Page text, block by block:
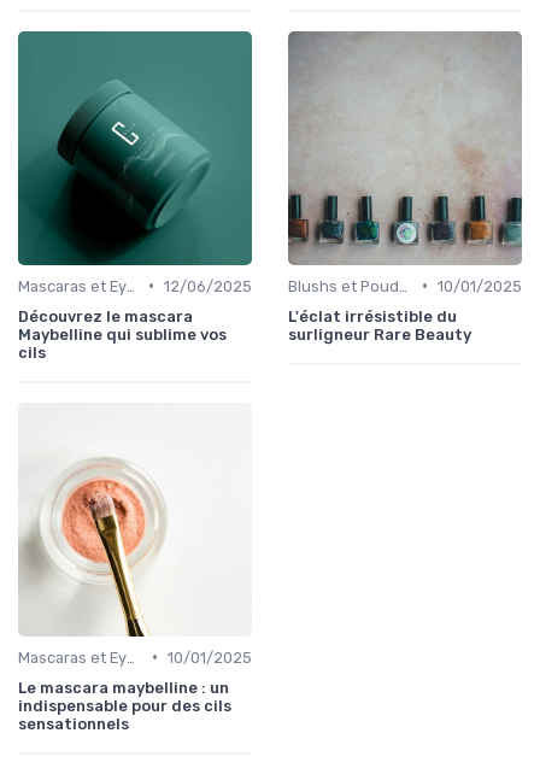
• 12/06/2025
Découvrez le mascara
Maybelline qui sublime vos
cils
• 10/01/2025
L'éclat irrésistible du
surligneur Rare Beauty
• 10/01/2025
Le mascara maybelline : un
indispensable pour des cils
sensationnels